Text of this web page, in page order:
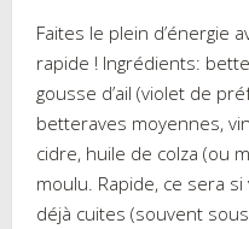
Faites le plein d’énergie
rapide ! Ingrédients:
gousse d’ail (violet de
betteraves moyennes,
cidre, huile de colza (ou
moulu. Rapide, ce sera
déjà cuites (souvent